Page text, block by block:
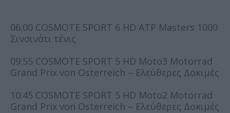
06:00 COSMOTE SPORT 6 HD ATP Masters 1000
Σινσινάτι τένις
09:55 COSMOTE SPORT 5 HD Moto3 Motorrad
Grand Prix von Osterreich – Ελεύθερες Δοκιμές
10:45 COSMOTE SPORT 5 HD Moto2 Motorrad
Grand Prix von Osterreich – Ελεύθερες Δοκιμές